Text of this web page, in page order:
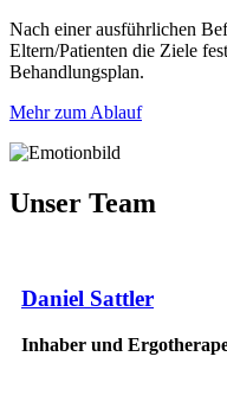
Nach einer ausführlichen
Eltern/Patienten die Ziele
Behandlungsplan.
Mehr zum Ablauf
Unser Team
Daniel Sattler
Inhaber und